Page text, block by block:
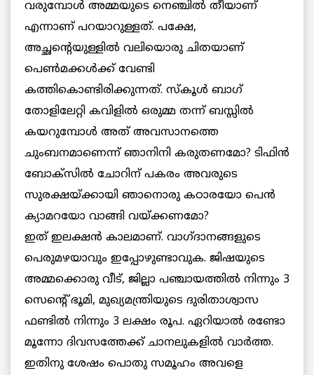
വരുമ്പോള്‍ അമ്മയുടെ നെഞ്ചില്‍ തീയാണ്
എന്നാണ് പറയാറുള്ളത്. പക്ഷേ,
അച്ഛന്റെയുള്ളില്‍ വലിയൊരു ചിതയാണ്
പെണ്‍മക്കള്‍ക്ക് വേണ്ടി
കത്തികൊണ്ടിരിക്കുന്നത്. സ്‌കൂള്‍ ബാഗ്
തോളിലേറ്റി കവിളില്‍ ഒരുമ്മ തന്ന് ബസ്സില്‍
കയറുമ്പോള്‍ അത് അവസാനത്തെ
ചുംബനമാണെന്ന് ഞാനിനി കരുതണമോ? ടിഫിന്‍
ബോക്‌സില്‍ ചോറിന് പകരം അവരുടെ
സുരക്ഷയ്ക്കായി ഞാനൊരു കഠാരയോ പെന്‍
ക്യാമറയോ വാങ്ങി വയ്ക്കണമോ?
ഇത് ഇലക്ഷന്‍ കാലമാണ്. വാഗ്ദാനങ്ങളുടെ
പെരുമഴയാവും ഇപ്പോഴുണ്ടാവുക. ജിഷയുടെ
അമ്മക്കൊരു വീട്, ജില്ലാ പഞ്ചായത്തില്‍ നിന്നും 3
സെന്റെ് ഭൂമി, മുഖ്യമന്ത്രിയുടെ ദുരിതാശ്വാസ
ഫണ്ടില്‍ നിന്നും 3 ലക്ഷം രൂപ. ഏറിയാല്‍ രണ്ടോ
മൂന്നോ ദിവസത്തേക്ക് ചാനലുകളില്‍ വാര്‍ത്ത.
ഇതിനു ശേഷം പൊതു സമൂഹം അവളെ